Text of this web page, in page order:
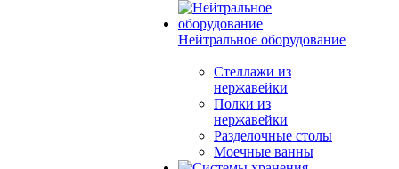
Нейтральное оборудование
Стеллажи из
нержавейки
Полки из
нержавейки
Разделочные столы
Моечные ванны